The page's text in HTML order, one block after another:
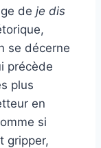
de je dis
se décerne
précède
plus
en
si
gripper,